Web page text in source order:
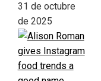
31 de octubre
de 2025